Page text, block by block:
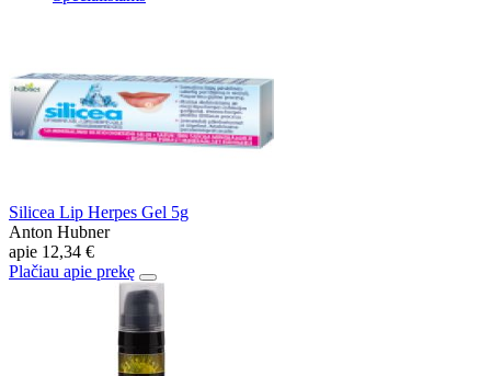
Silicea Lip Herpes Gel 5g
Anton Hubner
apie 12,34 €
Plačiau apie prekę